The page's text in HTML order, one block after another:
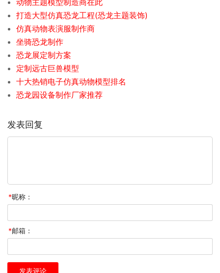
打造大型仿真恐龙工程(恐龙主题装饰)
仿真动物表演服制作商
坐骑恐龙制作
恐龙展定制方案
定制远古巨兽模型
十大热销电子仿真动物模型排名
恐龙园设备制作厂家推荐
发表回复
*昵称：
*邮箱：